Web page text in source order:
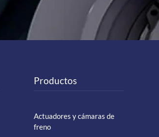
Productos
Actuadores y cámaras de
freno